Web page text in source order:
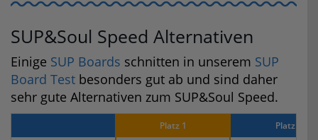
SUP&Soul Speed Alternativen
Einige SUP Boards schnitten in unserem SUP
Board Test besonders gut ab und sind daher
sehr gute Alternativen zum SUP&Soul Speed.
Platz 1 Platz 2